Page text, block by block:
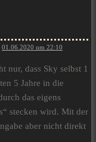
01.06.2020 um 22:10
nur, dass Sky selbst 1
5 Jahre in die
das eigens
stecken wird. Mit der
aber nicht direkt